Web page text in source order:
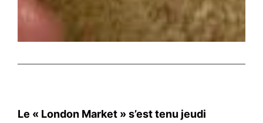
Le « London Market » s’est tenu jeudi